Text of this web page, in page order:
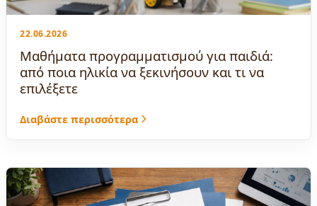
22.06.2026
Μαθήματα προγραμματισμού για παιδιά:
από ποια ηλικία να ξεκινήσουν και τι να
επιλέξετε
Διαβάστε περισσότερα